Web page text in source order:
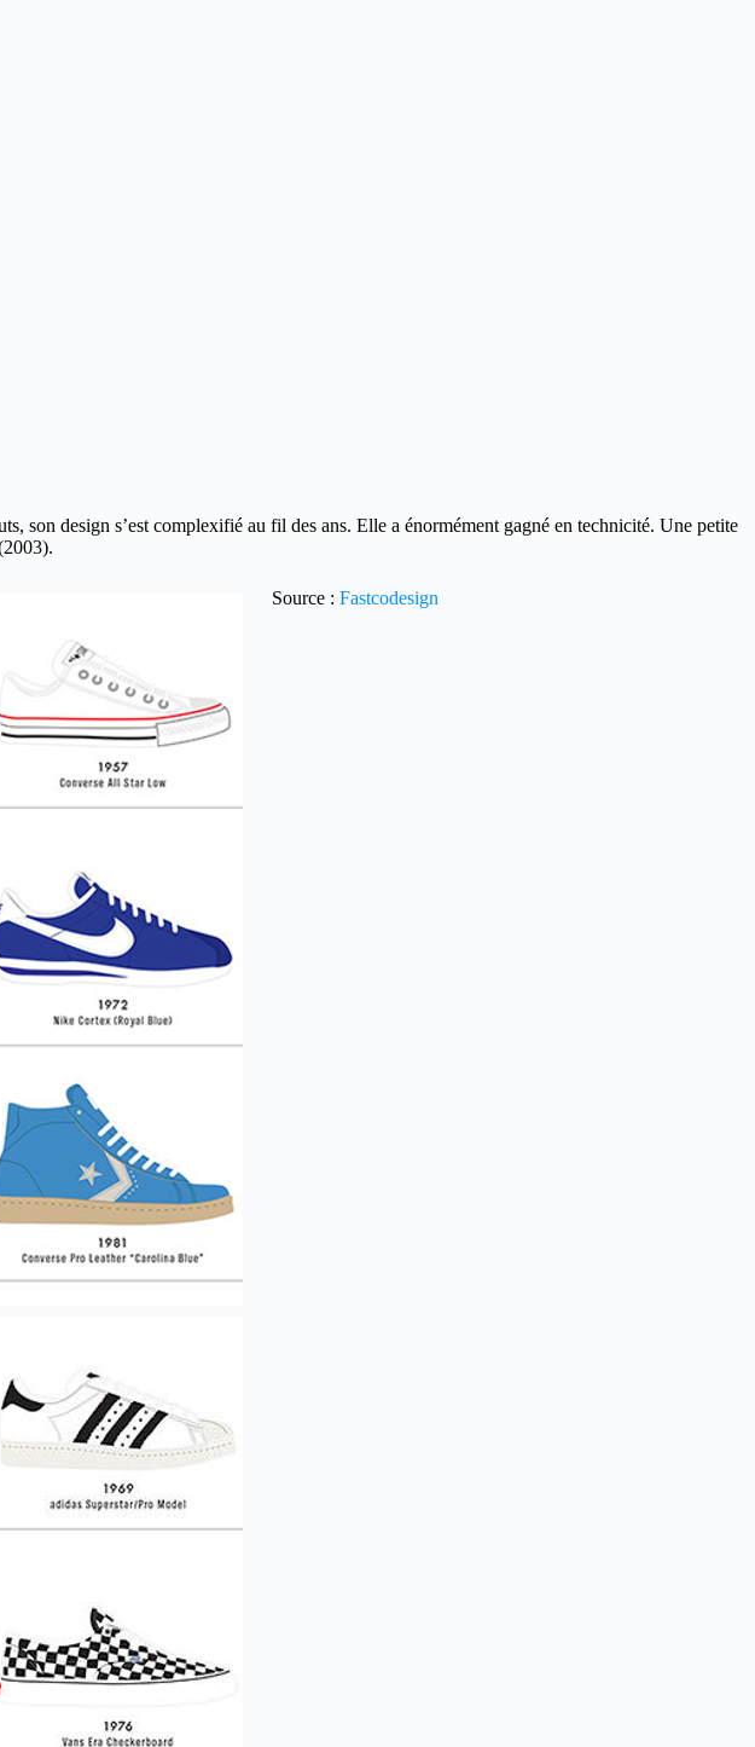
son design s’est complexifié au fil des ans. Elle a énormément gagné en technicité. Une petite
Source : Fastcodesign